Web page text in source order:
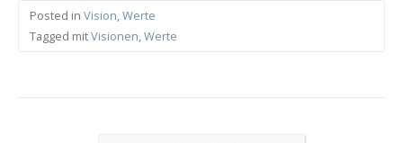
Posted in Vision,Werte
Tagged mitVisionen,Werte